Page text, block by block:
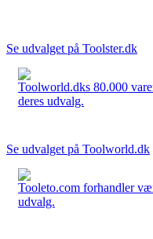
Se udvalget på Toolster.dk
Toolworld.dks 80.000
deres udvalg.
Se udvalget på Toolworld.dk
Tooleto.com forhandler
udvalg.